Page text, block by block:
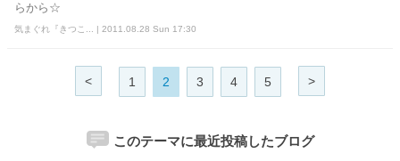
らから☆
気まぐれ『きつこ... | 2011.08.28 Sun 17:30
< 1 2 3 4 5 >
このテーマに最近投稿したブログ